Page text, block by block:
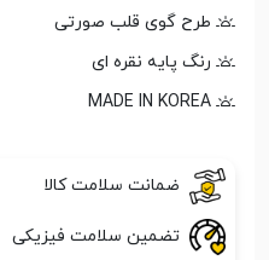
طرح گوی قلب صورتی
رنگ پایه نقره ای
MADE IN KOREA
ضمانت سلامت کالا
تضمین سلامت فیزیکی